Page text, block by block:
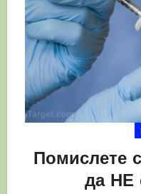
Помислете
да НЕ